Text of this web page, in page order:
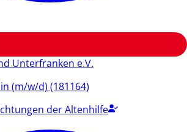
Unterfranken e.V.
(m/w/d) (181164)
der Altenhilfe